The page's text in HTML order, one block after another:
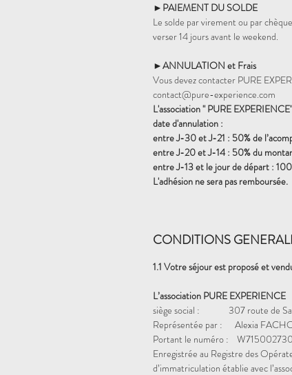
►PAIEMENT DU SOLDE
Le solde par virement ou par
verser 14 jours avant le weekend.
►ANNULATION et Frais
Vous devez contacter PURE
contact@pure-experience.com
L'association " PURE
date d'annulation :
entre J-30 et J-21 : 50% de
entre J-20 et J-14 : 50% du
entre J-13 et le jour de départ :
L'adhésion ne sera pas remboursée.
CONDITIONS
1.1 Votre séjour est proposé et
L’association PURE EXPERIENCE
siège social : 307 route de
Représentée par : Alexia
Portant le numéro : W715002730
Enregistrée au Registre des
d’immatriculation établie avec